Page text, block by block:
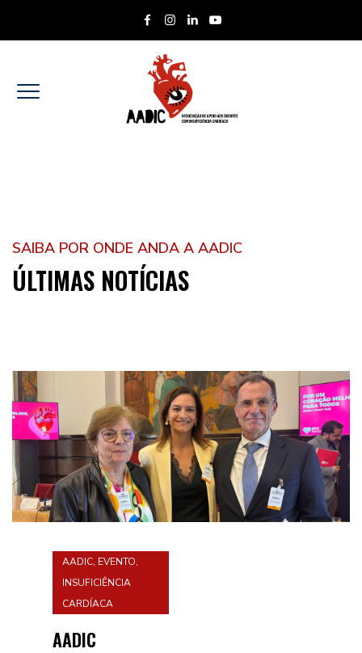
SAIBA POR ONDE ANDA A AADIC
ÚLTIMAS NOTÍCIAS
AADIC, EVENTO,
INSUFICIÊNCIA
CARDÍACA
AADIC